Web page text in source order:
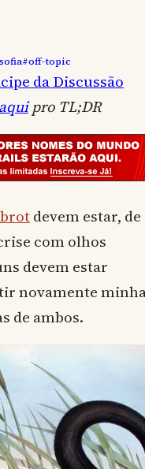
#off-topic
da Discussão
aquipro TL;DR
devem estar, de
com olhos
devem estar
novamente
de ambos.